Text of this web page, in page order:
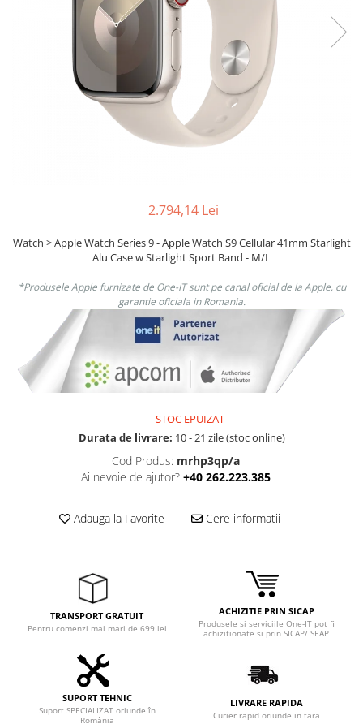
Smartphone IPhone
Mouse Pad
2.794,14 Lei
Watch > Apple Watch Series 9 - Apple Watch S9 Cellular 41mm Starlight
Alu Case w Starlight Sport Band - M/L
*Produsele Apple furnizate de One-IT sunt pe canal oficial de la Apple, cu
garantie oficiala in Romania.
STOC EPUIZAT
Durata de livrare: 10 - 21 zile (stoc online)
Cod Produs: mrhp3qp/a
Ai nevoie de ajutor? +40 262.223.385
Adauga la Favorite Cere informatii
TRANSPORT GRATUIT
Pentru comenzi mai mari de 699 lei
ACHIZITIE PRIN SICAP
Produsele si serviciile One-IT pot fi
achizitionate si prin SICAP/ SEAP
SUPORT TEHNIC
Suport SPECIALIZAT oriunde în
România
LIVRARE RAPIDA
Curier rapid oriunde in tara